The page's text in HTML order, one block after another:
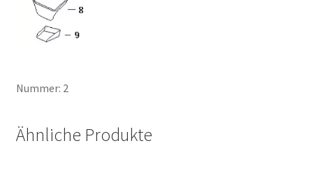
Nummer: 2
Ähnliche Produkte